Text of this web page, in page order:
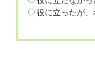
役に立ったが